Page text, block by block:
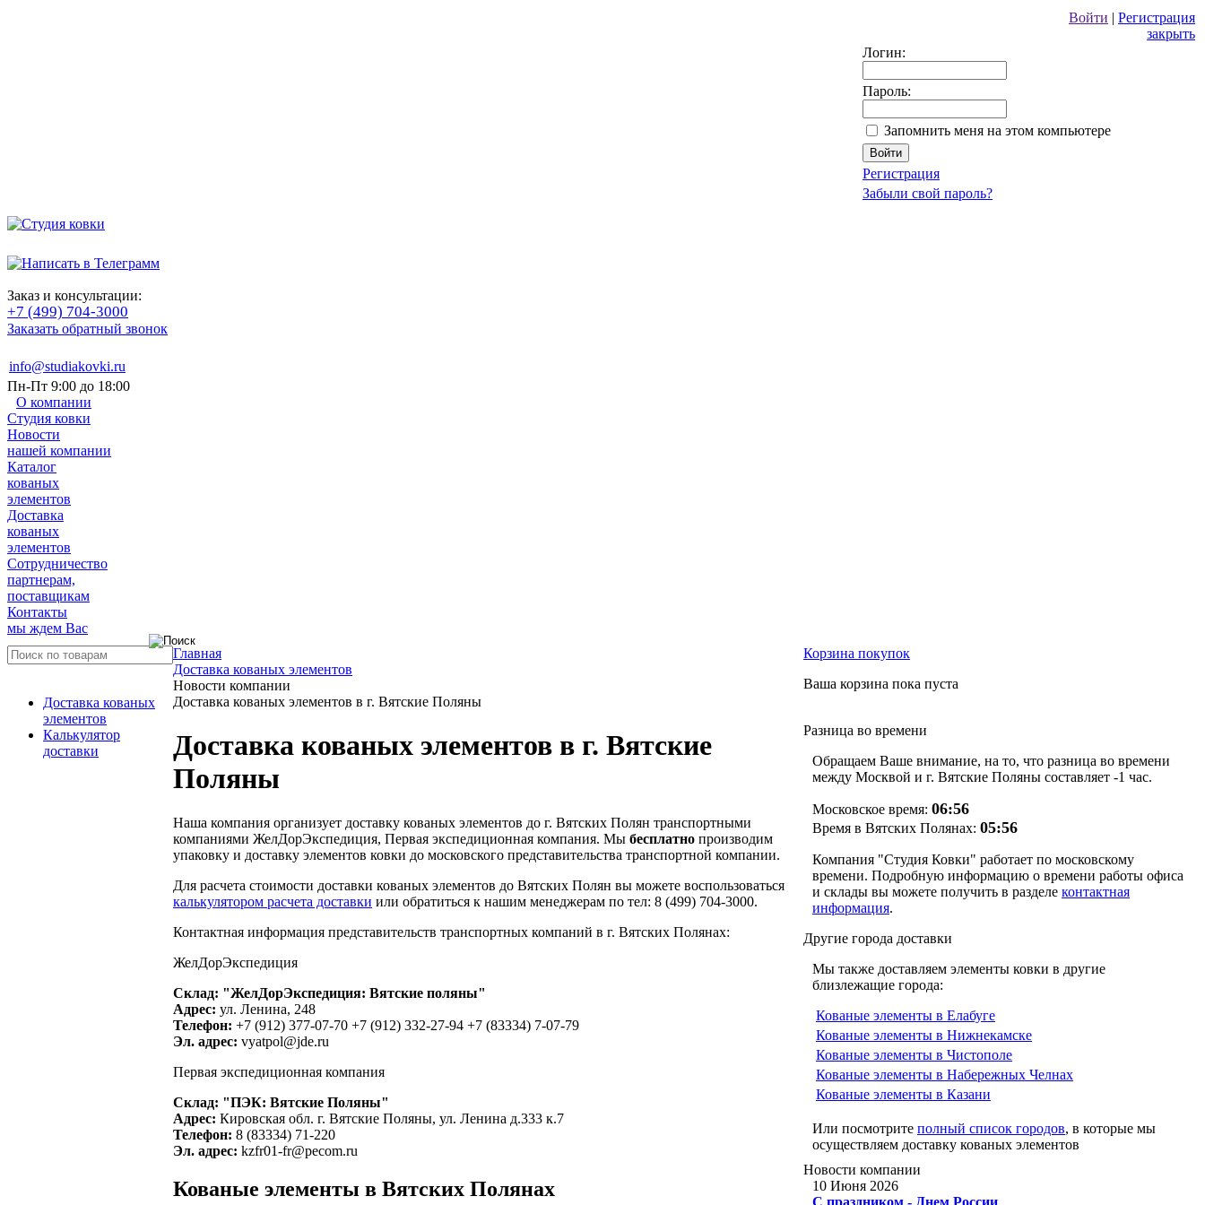
Войти | Регистрация
закрыть
Логин:
Пароль:
Запомнить меня на этом компьютере
Регистрация
Забыли свой пароль?
Заказ и консультации:
+7 (499) 704-3000
Заказать обратный звонок
info@studiakovki.ru
Пн-Пт 9:00 до 18:00
О компании
Студия ковки
Новости
нашей компании
Каталог
кованых
элементов
Доставка
кованых
элементов
Сотрудничество
партнерам,
поставщикам
Контакты
мы ждем Вас
Доставка кованых
элементов
Калькулятор
доставки
Главная
Доставка кованых элементов
Новости компании
Доставка кованых элементов в г. Вятские Поляны
Доставка кованых элементов в г. Вятские
Поляны
Наша компания организует доставку кованых элементов до г. Вятских Полян транспортными
компаниями ЖелДорЭкспедиция, Первая экспедиционная компания. Мы бесплатно производим
упаковку и доставку элементов ковки до московского представительства транспортной компании.
Для расчета стоимости доставки кованых элементов до Вятских Полян вы можете воспользоваться
калькулятором расчета доставки или обратиться к нашим менеджерам по тел: 8 (499) 704-3000.
Контактная информация представительств транспортных компаний в г. Вятских Полянах:
ЖелДорЭкспедиция
Склад: "ЖелДорЭкспедиция: Вятские поляны"
Адрес: ул. Ленина, 248
Телефон: +7 (912) 377-07-70 +7 (912) 332-27-94 +7 (83334) 7-07-79
Эл. адрес: vyatpol@jde.ru
Первая экспедиционная компания
Склад: "ПЭК: Вятские Поляны"
Адрес: Кировская обл. г. Вятские Поляны, ул. Ленина д.333 к.7
Телефон: 8 (83334) 71-220
Эл. адрес: kzfr01-fr@pecom.ru
Кованые элементы в Вятских Полянах
Корзина покупок
Ваша корзина пока пуста
Разница во времени
Обращаем Ваше внимание, на то, что разница во времени
между Москвой и г. Вятские Поляны составляет -1 час.
Московское время: 06:56
Время в Вятских Полянах: 05:56
Компания "Студия Ковки" работает по московскому
времени. Подробную информацию о времени работы офиса
и склады вы можете получить в разделе контактная
информация.
Другие города доставки
Мы также доставляем элементы ковки в другие
близлежащие города:
Кованые элементы в Елабуге
Кованые элементы в Нижнекамске
Кованые элементы в Чистополе
Кованые элементы в Набережных Челнах
Кованые элементы в Казани
Или посмотрите полный список городов, в которые мы
осуществляем доставку кованых элементов
Новости компании
10 Июня 2026
С праздником - Днем России